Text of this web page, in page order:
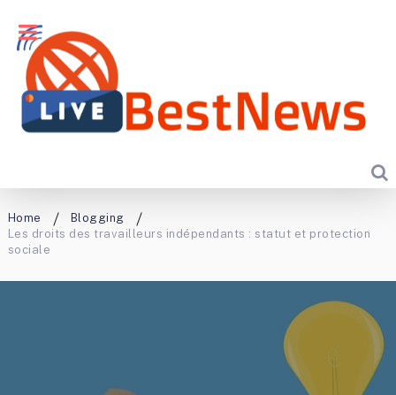
Home
Blogging
Les droits des travailleurs indépendants : statut et protection
sociale